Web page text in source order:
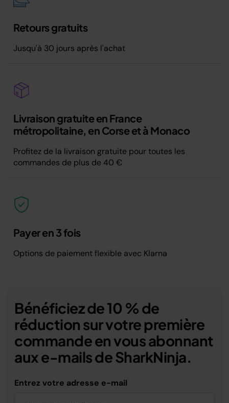
Retours gratuits
Jusqu'à 30 jours après l'achat
Livraison gratuite en France
métropolitaine, en Corse et à Monaco
Profitez de la livraison gratuite pour toutes les
commandes de plus de 40 €
Payer en 3 fois
Options de paiement flexible avec Klarna
Bénéficiez de 10 % de
réduction sur votre première
commande en vous abonnant
aux e-mails de SharkNinja.
Entrez votre adresse e-mail